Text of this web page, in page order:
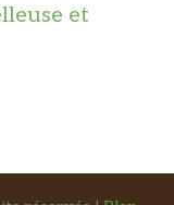
et